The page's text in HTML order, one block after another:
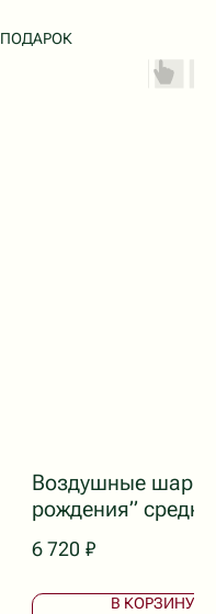
ПОДАРОК
Воздушные шары
рождения”
6 720 ₽
В КОРЗИНУ